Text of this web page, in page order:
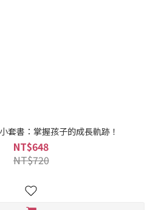
套書：掌握孩子的成長軌跡！
NT$648
NT$720